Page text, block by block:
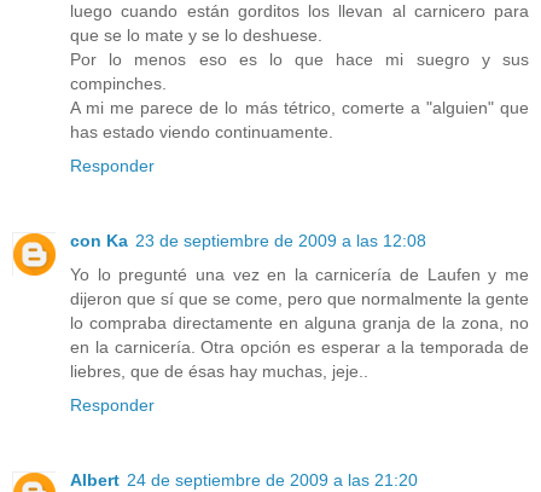
luego cuando están gorditos los llevan al carnicero para
que se lo mate y se lo deshuese.
Por lo menos eso es lo que hace mi suegro y sus
compinches.
A mi me parece de lo más tétrico, comerte a "alguien" que
has estado viendo continuamente.
Responder
con Ka 23 de septiembre de 2009 a las 12:08
Yo lo pregunté una vez en la carnicería de Laufen y me
dijeron que sí que se come, pero que normalmente la gente
lo compraba directamente en alguna granja de la zona, no
en la carnicería. Otra opción es esperar a la temporada de
liebres, que de ésas hay muchas, jeje..
Responder
Albert 24 de septiembre de 2009 a las 21:20